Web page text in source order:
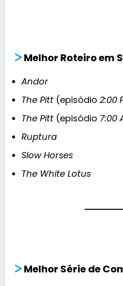
ᐳMelhor Roteiro em
Andor
The Pitt(episódio 2:00
The Pitt(episódio 7:00
Ruptura
Slow Horses
The White Lotus
ᐳMelhor Série de